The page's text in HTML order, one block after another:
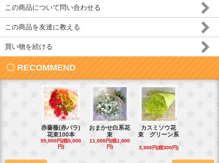
この商品について問い合わせる
この商品を友達に教える
買い物を続ける
RECOMMEND
赤薔薇(赤バラ)
花束100本
55,000円(税5,000
円)
おまかせ白系花
束
11,000円(税1,000
円)
カスミソウ花
束 グリーン系
3,300円(税300円)